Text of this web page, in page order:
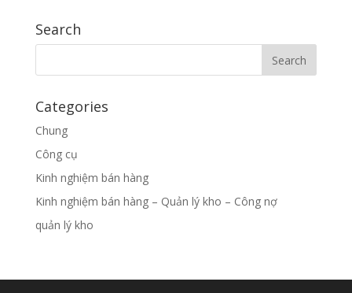
Search
Categories
Chung
Công cụ
Kinh nghiệm bán hàng
Kinh nghiệm bán hàng – Quản lý kho – Công nợ
quản lý kho